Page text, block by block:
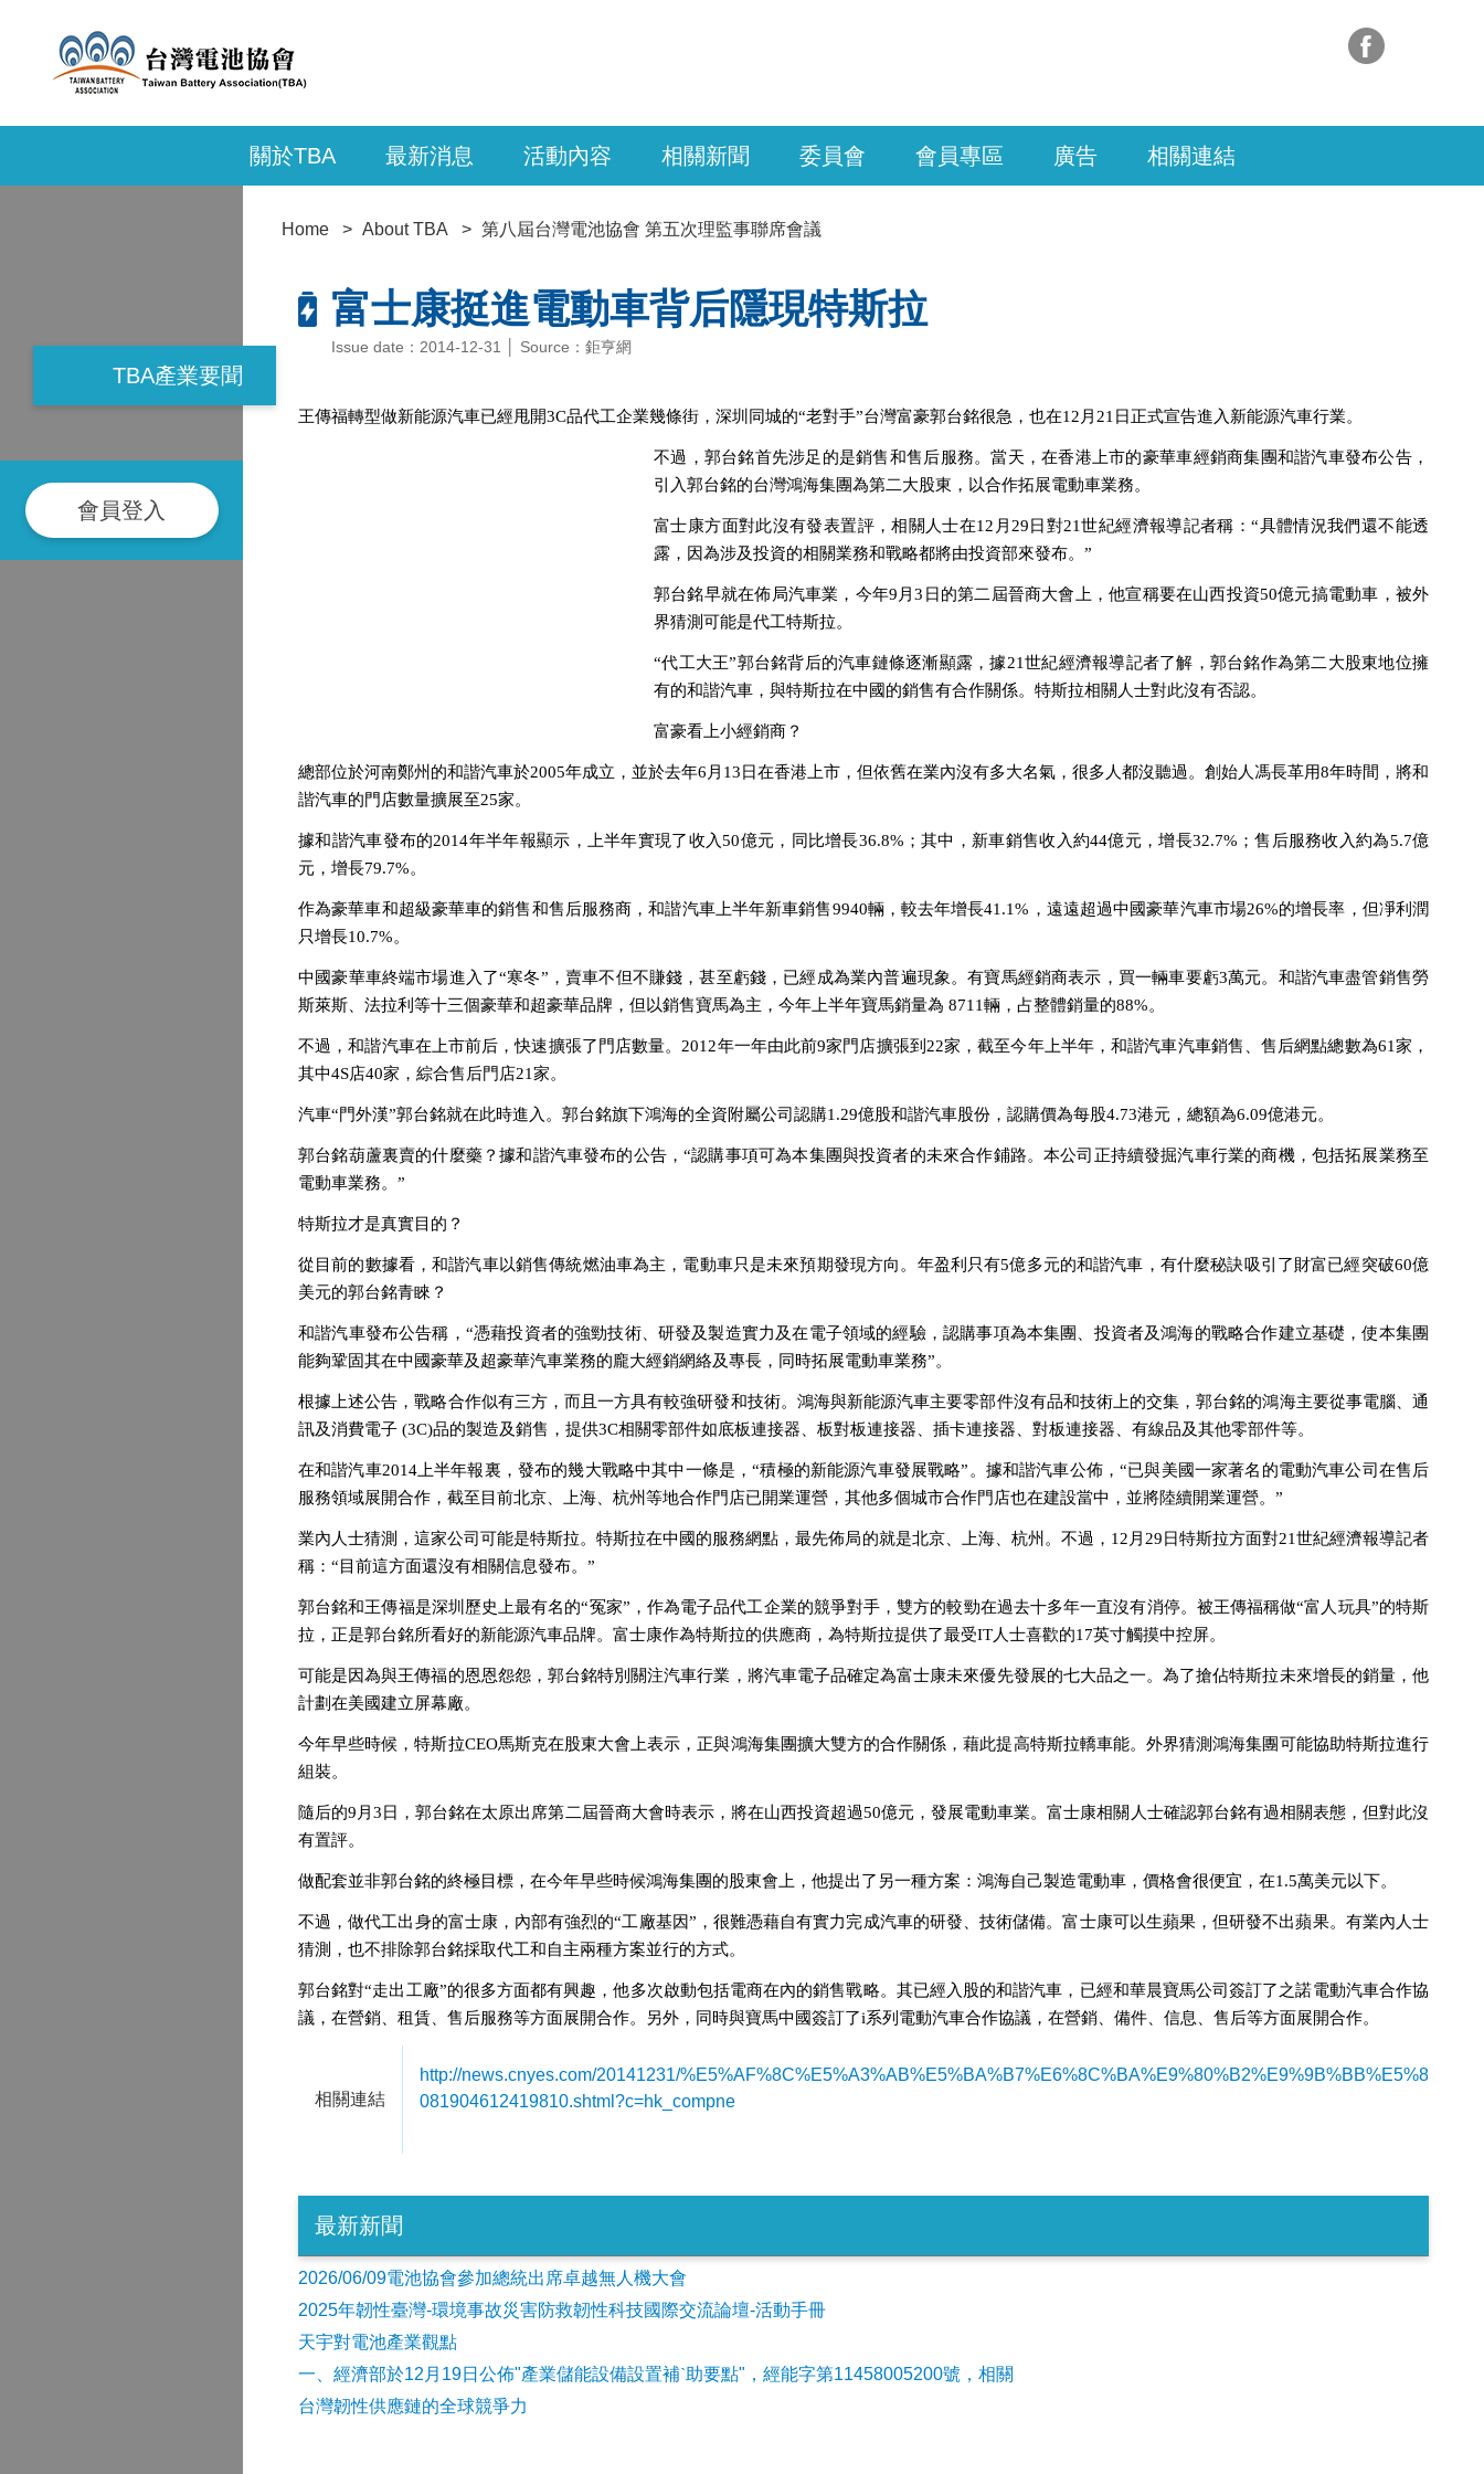
關於TBA 最新消息 活動內容 相關新聞 委員會 會員專區 廣告 相關連結
TBA產業要聞
會員登入
Home About TBA 第八屆台灣電池協會 第五次理監事聯席會議
富士康挺進電動車背后隱現特斯拉
Issue date：2014-12-31 │ Source：鉅亨網
王傳福轉型做新能源汽車已經甩開3C品代工企業幾條街，深圳同城的“老對手”台灣富豪郭台銘很急，也在12月21日正式宣告進入新能源汽車行業。
不過，郭台銘首先涉足的是銷售和售后服務。當天，在香港上市的豪華車經銷商集團和諧汽車發布公告，
引入郭台銘的台灣鴻海集團為第二大股東，以合作拓展電動車業務。
富士康方面對此沒有發表置評，相關人士在12月29日對21世紀經濟報導記者稱：“具體情況我們還不能透
露，因為涉及投資的相關業務和戰略都將由投資部來發布。”
郭台銘早就在佈局汽車業，今年9月3日的第二屆晉商大會上，他宣稱要在山西投資50億元搞電動車，被外
界猜測可能是代工特斯拉。
“代工大王”郭台銘背后的汽車鏈條逐漸顯露，據21世紀經濟報導記者了解，郭台銘作為第二大股東地位擁
有的和諧汽車，與特斯拉在中國的銷售有合作關係。特斯拉相關人士對此沒有否認。
富豪看上小經銷商？
總部位於河南鄭州的和諧汽車於2005年成立，並於去年6月13日在香港上市，但依舊在業內沒有多大名氣，很多人都沒聽過。創始人馮長革用8年時間，將和
諧汽車的門店數量擴展至25家。
據和諧汽車發布的2014年半年報顯示，上半年實現了收入50億元，同比增長36.8%；其中，新車銷售收入約44億元，增長32.7%；售后服務收入約為5.7億
元，增長79.7%。
作為豪華車和超級豪華車的銷售和售后服務商，和諧汽車上半年新車銷售9940輛，較去年增長41.1%，遠遠超過中國豪華汽車市場26%的增長率，但凈利潤
只增長10.7%。
中國豪華車終端市場進入了“寒冬”，賣車不但不賺錢，甚至虧錢，已經成為業內普遍現象。有寶馬經銷商表示，買一輛車要虧3萬元。和諧汽車盡管銷售勞
斯萊斯、法拉利等十三個豪華和超豪華品牌，但以銷售寶馬為主，今年上半年寶馬銷量為 8711輛，占整體銷量的88%。
不過，和諧汽車在上市前后，快速擴張了門店數量。2012年一年由此前9家門店擴張到22家，截至今年上半年，和諧汽車汽車銷售、售后網點總數為61家，
其中4S店40家，綜合售后門店21家。
汽車“門外漢”郭台銘就在此時進入。郭台銘旗下鴻海的全資附屬公司認購1.29億股和諧汽車股份，認購價為每股4.73港元，總額為6.09億港元。
郭台銘葫蘆裏賣的什麼藥？據和諧汽車發布的公告，“認購事項可為本集團與投資者的未來合作鋪路。本公司正持續發掘汽車行業的商機，包括拓展業務至
電動車業務。”
特斯拉才是真實目的？
從目前的數據看，和諧汽車以銷售傳統燃油車為主，電動車只是未來預期發現方向。年盈利只有5億多元的和諧汽車，有什麼秘訣吸引了財富已經突破60億
美元的郭台銘青睞？
和諧汽車發布公告稱，“憑藉投資者的強勁技術、研發及製造實力及在電子領域的經驗，認購事項為本集團、投資者及鴻海的戰略合作建立基礎，使本集團
能夠鞏固其在中國豪華及超豪華汽車業務的龐大經銷網絡及專長，同時拓展電動車業務”。
根據上述公告，戰略合作似有三方，而且一方具有較強研發和技術。鴻海與新能源汽車主要零部件沒有品和技術上的交集，郭台銘的鴻海主要從事電腦、通
訊及消費電子 (3C)品的製造及銷售，提供3C相關零部件如底板連接器、板對板連接器、插卡連接器、對板連接器、有線品及其他零部件等。
在和諧汽車2014上半年報裏，發布的幾大戰略中其中一條是，“積極的新能源汽車發展戰略”。據和諧汽車公佈，“已與美國一家著名的電動汽車公司在售后
服務領域展開合作，截至目前北京、上海、杭州等地合作門店已開業運營，其他多個城市合作門店也在建設當中，並將陸續開業運營。”
業內人士猜測，這家公司可能是特斯拉。特斯拉在中國的服務網點，最先佈局的就是北京、上海、杭州。不過，12月29日特斯拉方面對21世紀經濟報導記者
稱：“目前這方面還沒有相關信息發布。”
郭台銘和王傳福是深圳歷史上最有名的“冤家”，作為電子品代工企業的競爭對手，雙方的較勁在過去十多年一直沒有消停。被王傳福稱做“富人玩具”的特斯
拉，正是郭台銘所看好的新能源汽車品牌。富士康作為特斯拉的供應商，為特斯拉提供了最受IT人士喜歡的17英寸觸摸中控屏。
可能是因為與王傳福的恩恩怨怨，郭台銘特別關注汽車行業，將汽車電子品確定為富士康未來優先發展的七大品之一。為了搶佔特斯拉未來增長的銷量，他
計劃在美國建立屏幕廠。
今年早些時候，特斯拉CEO馬斯克在股東大會上表示，正與鴻海集團擴大雙方的合作關係，藉此提高特斯拉轎車能。外界猜測鴻海集團可能協助特斯拉進行
組裝。
隨后的9月3日，郭台銘在太原出席第二屆晉商大會時表示，將在山西投資超過50億元，發展電動車業。富士康相關人士確認郭台銘有過相關表態，但對此沒
有置評。
做配套並非郭台銘的終極目標，在今年早些時候鴻海集團的股東會上，他提出了另一種方案：鴻海自己製造電動車，價格會很便宜，在1.5萬美元以下。
不過，做代工出身的富士康，內部有強烈的“工廠基因”，很難憑藉自有實力完成汽車的研發、技術儲備。富士康可以生蘋果，但研發不出蘋果。有業內人士
猜測，也不排除郭台銘採取代工和自主兩種方案並行的方式。
郭台銘對“走出工廠”的很多方面都有興趣，他多次啟動包括電商在內的銷售戰略。其已經入股的和諧汽車，已經和華晨寶馬公司簽訂了之諾電動汽車合作協
議，在營銷、租賃、售后服務等方面展開合作。另外，同時與寶馬中國簽訂了i系列電動汽車合作協議，在營銷、備件、信息、售后等方面展開合作。
相關連結
http://news.cnyes.com/20141231/
081904612419810.shtml?c=hk_compne
最新新聞
2026/06/09電池協會參加總統出席卓越無人機大會
2025年韌性臺灣-環境事故災害防救韌性科技國際交流論壇-活動手冊
天宇對電池產業觀點
​一、經濟部於12月19日公佈"產業儲能設備設置補ˋ助要點"，經能字第11458005200號，相關
台灣韌性供應鏈的全球競爭力